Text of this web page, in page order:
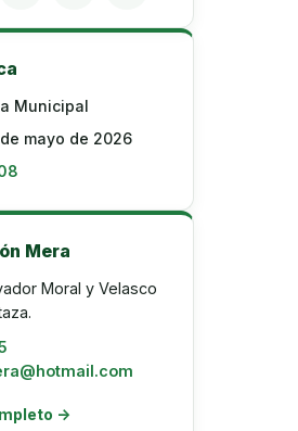
Municipal
mayo de 2026
Mera
Moral y Velasco
→